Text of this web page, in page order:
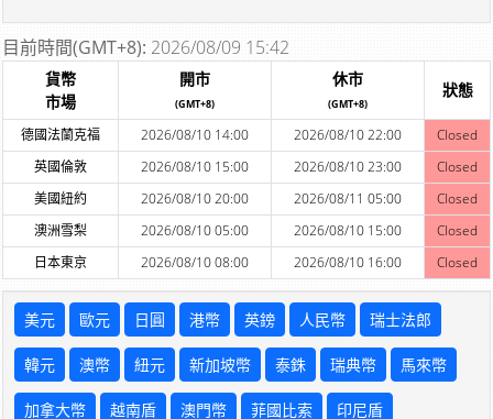
目前時間(GMT+8): 2026/08/09 15:42
貨幣
市場
開市
(GMT+8)
休市
(GMT+8)
狀態
德國法蘭克福 2026/08/10 14:00 2026/08/10 22:00
Closed
英國倫敦
2026/08/10 15:00 2026/08/10 23:00
Closed
美國紐約
2026/08/10 20:00 2026/08/11 05:00
Closed
澳洲雪梨
2026/08/10 05:00 2026/08/10 15:00
Closed
日本東京
2026/08/10 08:00 2026/08/10 16:00 Closed
美元 歐元 日圓 港幣 英鎊 人民幣 瑞士法郎
韓元 澳幣 紐元 新加坡幣 泰銖 瑞典幣 馬來幣
加拿大幣 越南盾 澳門幣 菲國比索 印尼盾